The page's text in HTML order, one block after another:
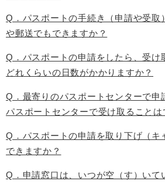
Q．パスポートの手続き（申請や受取
や郵送でもできますか？
Q．パスポートの申請をしたら、受け
どれくらいの日数がかかりますか？
Q．最寄りのパスポートセンターで申
パスポートセンターで受け取ることは
Q．パスポートの申請を取り下げ（キ
できますか？
Q．申請窓口は、いつが空（す）いて